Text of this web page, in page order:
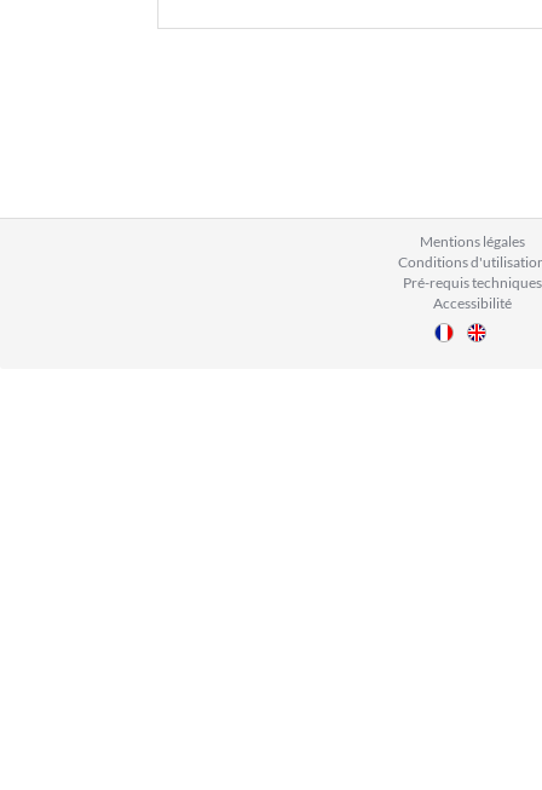
Mentions légales
Conditions
Pré-requis techniques
Accessibilité